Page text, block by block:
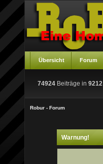
Übersicht Forum
74924 Beiträge in 9212
Robur - Forum
Warnung!